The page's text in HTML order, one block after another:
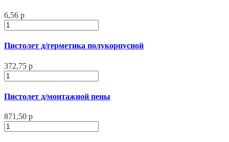
6,56 р
Пистолет д/герметика полукорпусной
372,75 р
Пистолет д/монтажной пены
871,50 р